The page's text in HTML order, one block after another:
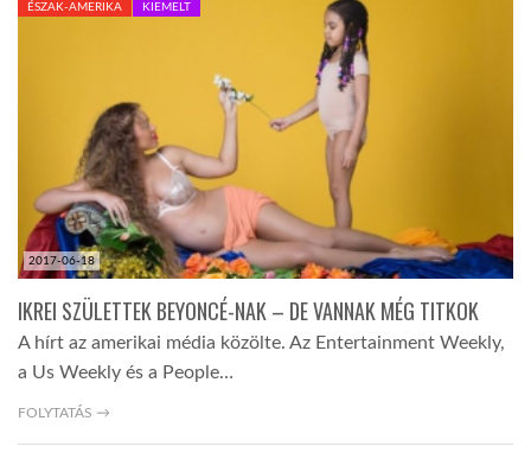
GLOBOTV
AFRIKA TUDÁSTÁR
A NAP SZÉPE
LINKTR.EE
2017-06-18
ÉSZAK-AMERIKA KIEMELT
IKREI SZÜLETTEK BEYONCÉ-NAK – DE VANNAK MÉG TITKOK
A hírt az amerikai média közölte. Az Entertainment Weekly,
a Us Weekly és a People…
FOLYTATÁS →